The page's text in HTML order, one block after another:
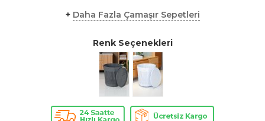
+ Daha Fazla Çamaşır Sepetleri
Renk Seçenekleri